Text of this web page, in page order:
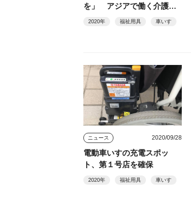
を」 アジアで働く介護士
らが呼びかけ
2020年 福祉用具 車いす
ニュース 2020/09/28
電動車いすの充電スポッ
ト、第１号店を確保
2020年 福祉用具 車いす